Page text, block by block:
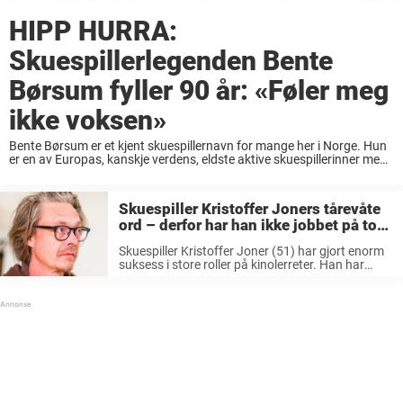
HIPP HURRA:
Skuespillerlegenden Bente
Børsum fyller 90 år: «Føler meg
ikke voksen»
Bente Børsum er et kjent skuespillernavn for mange her i Norge. Hun
er en av Europas, kanskje verdens, eldste aktive skuespillerinner med
Skuespiller Kristoffer Joners tårevåte
ord – derfor har han ikke jobbet på to
år
Skuespiller Kristoffer Joner (51) har gjort enorm
suksess i store roller på kinolerreter. Han har